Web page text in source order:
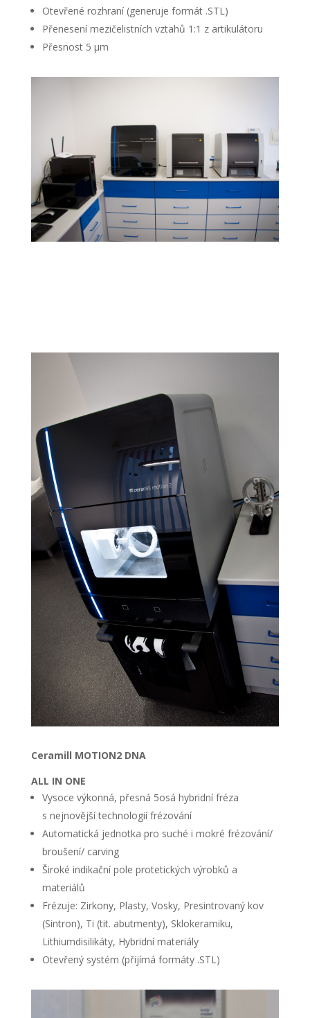
Otevřené rozhraní (generuje formát .STL)
Přenesení mezičelistních vztahů 1:1 z artikulátoru
Přesnost 5 µm
Ceramill MOTION2 DNA
ALL IN ONE
Vysoce výkonná, přesná 5osá hybridní fréza
s nejnovější technologií frézování
Automatická jednotka pro suché i mokré frézování/
broušení/ carving
Široké indikační pole protetických výrobků a
materiálů
Frézuje: Zirkony, Plasty, Vosky, Presintrovaný kov
(Sintron), Ti (tit. abutmenty), Sklokeramiku,
Lithiumdisilikáty, Hybridní materiály
Otevřený systém (přijímá formáty .STL)